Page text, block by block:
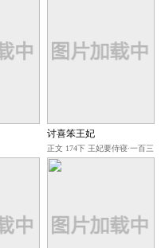
讨喜笨王妃
正文 174下 王妃要侍寝·一百三
十